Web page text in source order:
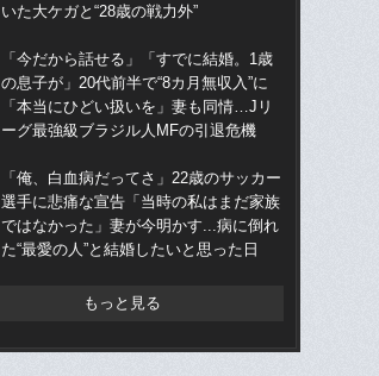
いた大ケガと“28歳の戦力外”
「今だから話せる」「すでに結婚。1歳
の息子が」20代前半で“8カ月無収入”に
「本当にひどい扱いを」妻も同情…Jリ
ーグ最強級ブラジル人MFの引退危機
「俺、白血病だってさ」22歳のサッカー
選手に悲痛な宣告「当時の私はまだ家族
ではなかった」妻が今明かす...病に倒れ
た“最愛の人”と結婚したいと思った日
もっと見る